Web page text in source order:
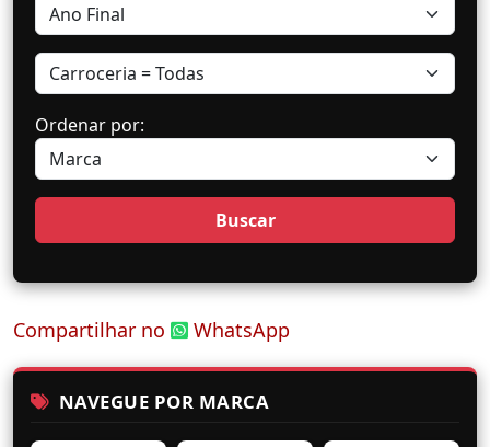
Ordenar por:
Compartilhar no WhatsApp
NAVEGUE POR MARCA